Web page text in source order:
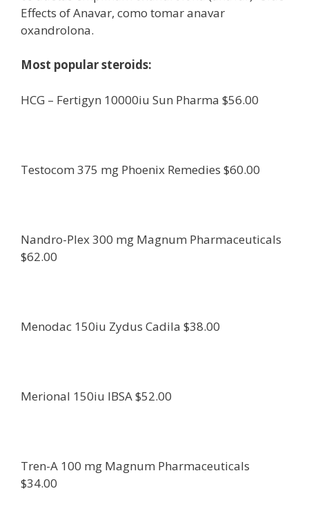
Effects of Anavar, como tomar anavar
oxandrolona.
Most popular steroids:
HCG – Fertigyn 10000iu Sun Pharma $56.00
Testocom 375 mg Phoenix Remedies $60.00
Nandro-Plex 300 mg Magnum Pharmaceuticals
$62.00
Menodac 150iu Zydus Cadila $38.00
Merional 150iu IBSA $52.00
Tren-A 100 mg Magnum Pharmaceuticals
$34.00